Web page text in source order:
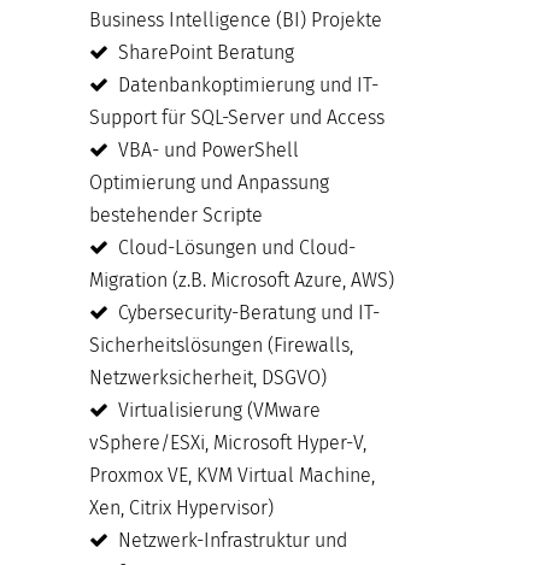
Business Intelligence (BI) Projekte
SharePoint Beratung
Datenbankoptimierung und IT-
Support für SQL-Server und Access
VBA- und PowerShell
Optimierung und Anpassung
bestehender Scripte
Cloud-Lösungen und Cloud-
Migration (z.B. Microsoft Azure, AWS)
Cybersecurity-Beratung und IT-
Sicherheitslösungen (Firewalls,
Netzwerksicherheit, DSGVO)
Virtualisierung (VMware
vSphere/ESXi, Microsoft Hyper-V,
Proxmox VE, KVM Virtual Machine,
Xen, Citrix Hypervisor)
Netzwerk-Infrastruktur und